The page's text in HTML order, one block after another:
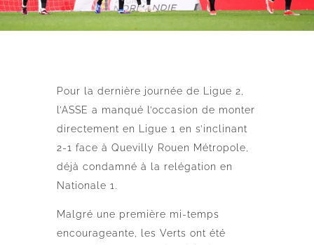
Pour la dernière journée de Ligue 2,
l’ASSE a manqué l’occasion de monter
directement en Ligue 1 en s’inclinant
2-1 face à Quevilly Rouen Métropole,
déjà condamné à la relégation en
Nationale 1.
Malgré une première mi-temps
encourageante, les Verts ont été